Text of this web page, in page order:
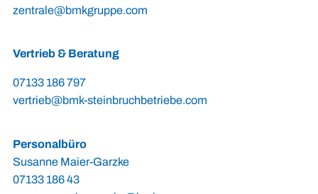
zentrale@bmkgruppe.com
Vertrieb & Beratung
07133 186 797
vertrieb@bmk-steinbruchbetriebe.com
Personalbüro
Susanne Maier-Garzke
07133 186 43